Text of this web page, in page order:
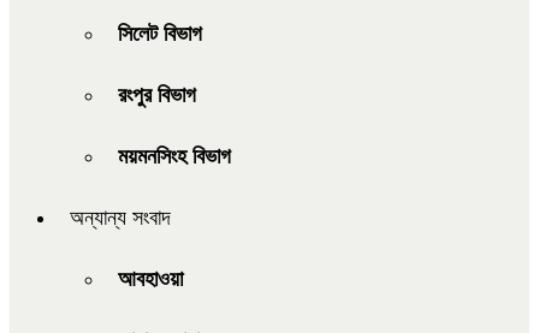
সিলেট বিভাগ
রংপুর বিভাগ
ময়মনসিংহ বিভাগ
অন্যান্য সংবাদ
আবহাওয়া